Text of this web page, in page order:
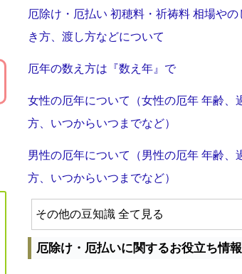
厄除け・厄払い 初穂料・祈祷料 相場やの
き方、渡し方などについて
厄年の数え方は『数え年』で
女性の厄年について（女性の厄年 年齢、
方、いつからいつまでなど）
男性の厄年について（男性の厄年 年齢、
方、いつからいつまでなど）
その他の豆知識 全て見る
厄除け・厄払いに関するお役立ち情報